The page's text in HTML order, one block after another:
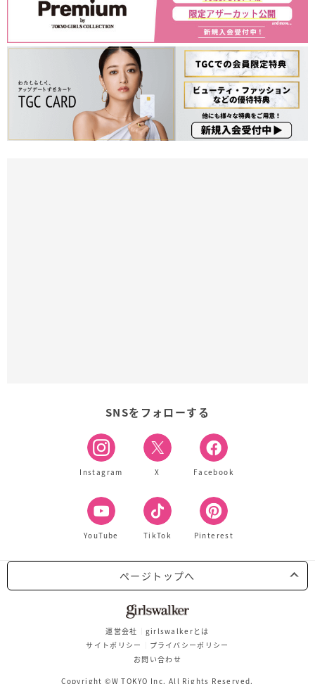
SNSをフォローする
Instagram X Facebook
YouTube TikTok Pinterest
ページトップへ
運営会社
girlswalkerとは
サイトポリシー
プライバシーポリシー
お問い合わせ
Copyright ©W TOKYO Inc. All Rights Reserved.